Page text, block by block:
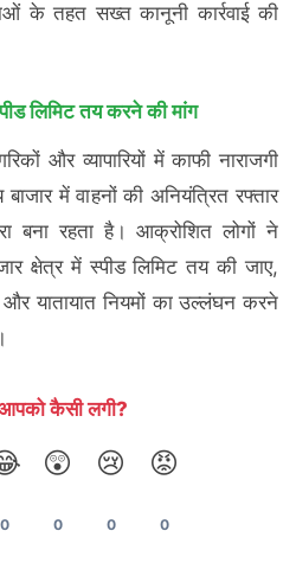
के तहत सख्त कानूनी कार्रवाई की
लिमिट तय करने की मांग
और व्यापारियों में काफी नाराजगी
में वाहनों की अनियंत्रित रफ्तार
बना रहता है। आक्रोशित लोगों ने
क्षेत्र में स्पीड लिमिट तय की जाए,
और यातायात नियमों का उल्लंघन करने
कैसी लगी?
0
😲
0
😢
0
😡
0